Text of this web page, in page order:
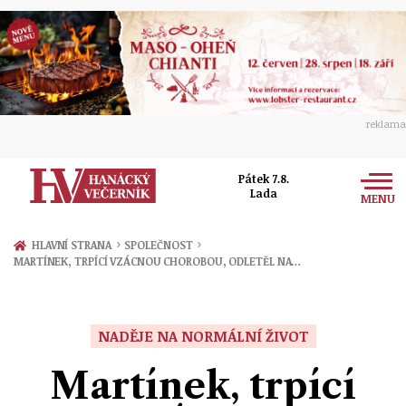
reklama
Pátek 7.8.
Lada
MENU
Zprávy
Přerov
Ekonomika
Ženy
Sport
HLAVNÍ STRANA › SPOLEČNOST ›
MARTÍNEK, TRPÍCÍ VZÁCNOU CHOROBOU, ODLETĚL NA…
NADĚJE NA NORMÁLNÍ ŽIVOT
Martínek, trpící